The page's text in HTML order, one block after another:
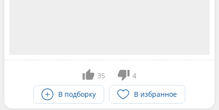
35
4
В подборку
В избранное